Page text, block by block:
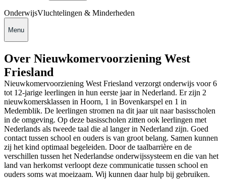
OnderwijsVluchtelingen & Minderheden
Menu
Over Nieuwkomervoorziening West
Friesland
Nieuwkomervoorziening West Friesland verzorgt onderwijs voor 6
tot 12-jarige leerlingen in hun eerste jaar in Nederland. Er zijn 2
nieuwkomersklassen in Hoorn, 1 in Bovenkarspel en 1 in
Medemblik. De leerlingen stromen na dit jaar uit naar basisscholen
in de omgeving. Op deze basisscholen zitten ook leerlingen met
Nederlands als tweede taal die al langer in Nederland zijn. Goed
contact tussen school en ouders is van groot belang. Samen kunnen
zij het kind optimaal begeleiden. Door de taalbarrière en de
verschillen tussen het Nederlandse onderwijssysteem en die van het
land van herkomst verloopt deze communicatie tussen school en
ouders soms wat moeizaam. Wij kunnen daar hulp bij gebruiken.